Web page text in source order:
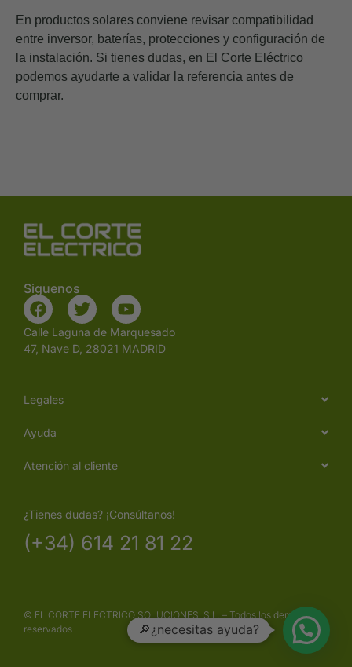
En productos solares conviene revisar compatibilidad
entre inversor, baterías, protecciones y configuración de
la instalación. Si tienes dudas, en El Corte Eléctrico
podemos ayudarte a validar la referencia antes de
comprar.
Siguenos
Calle Laguna de Marquesado
47, Nave D, 28021 MADRID
Legales
Ayuda
Atención al cliente
¿Tienes dudas? ¡Consúltanos!
(+34) 614 21 81 22
© EL CORTE ELECTRICO SOLUCIONES, S.L. – Todos los derechos
reservados
🔎¿necesitas ayuda?